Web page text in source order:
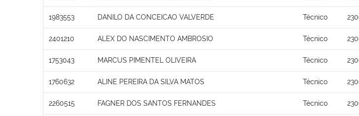
1983553 DANILO DA CONCEICAO VALVERDE Técnico
2401210 ALEX DO NASCIMENTO AMBROSIO Técnico
1753043 MARCUS PIMENTEL OLIVEIRA Técnico
1760632 ALINE PEREIRA DA SILVA MATOS Técnico
2260515 FAGNER DOS SANTOS FERNANDES Técnico